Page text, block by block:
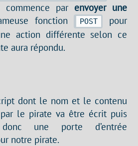
par envoyer une
fonction POST
pour
action différente selon ce
aura répondu.
dont le nom et le contenu
le pirate va être écrit puis
donc une porte d’entrée
notre pirate.